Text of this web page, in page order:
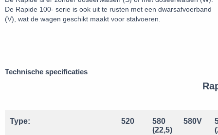
De Rapide 100- serie is ook uit te rusten met een dwarsafvoerband
(V), wat de wagen geschikt maakt voor stalvoeren.
Technische specificaties
Type: 520
580
(22,5)
580V